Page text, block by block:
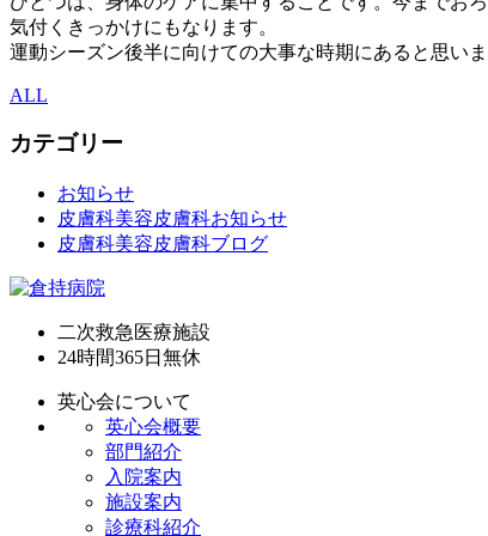
気付くきっかけにもなります。
運動シーズン後半に向けての大事な時期にあると思い
ALL
カテゴリー
お知らせ
皮膚科美容皮膚科お知らせ
皮膚科美容皮膚科ブログ
二次救急医療施設
24時間365日 無休
英心会について
英心会概要
部門紹介
入院案内
施設案内
診療科紹介